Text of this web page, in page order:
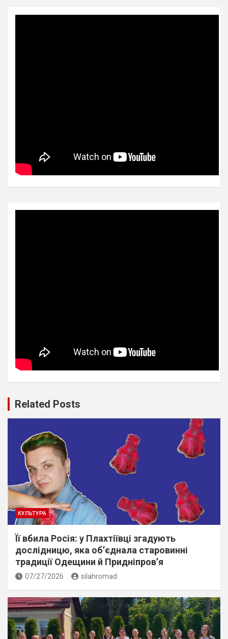
Related Posts
КУЛЬТУРА
Її вбила Росія: у Плахтіївці згадують
дослідницю, яка об’єднала старовинні
традиції Одещини й Придніпров’я
07/27/2026 silahromad